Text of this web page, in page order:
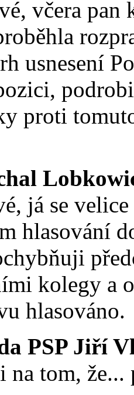
včera pan
usnesení
proti
já se
hlasování
kolegy a
hlasováno.
PSP Jiří
na tom,